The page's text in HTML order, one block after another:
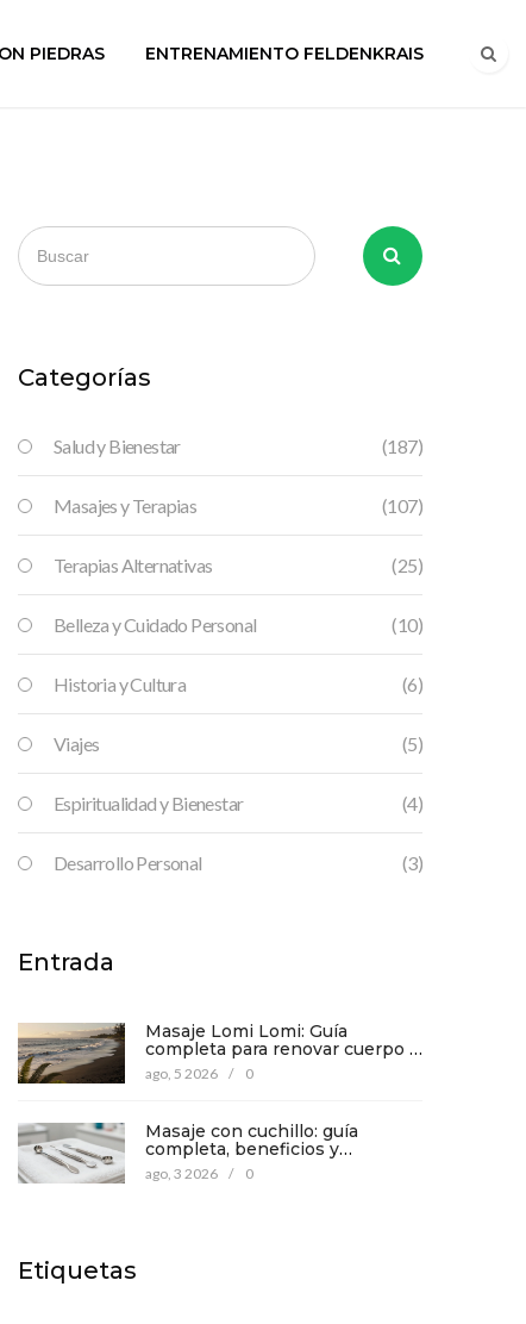
PIEDRAS ENTRENAMIENTO FELDENKRAIS
Categorías
Salud y Bienestar (187)
Masajes y Terapias (107)
Terapias Alternativas (25)
Belleza y Cuidado Personal (10)
Historia y Cultura (6)
Viajes (5)
Espiritualidad y Bienestar (4)
Desarrollo Personal (3)
Entrada
Masaje Lomi Lomi: Guía
completa para renovar cuerpo y
mente
ago, 5 2026 / 0
Masaje con cuchillo: guía
completa, beneficios y
precauciones para tu bienestar
ago, 3 2026 / 0
Etiquetas